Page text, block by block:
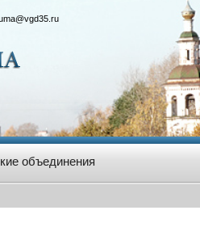
объединения